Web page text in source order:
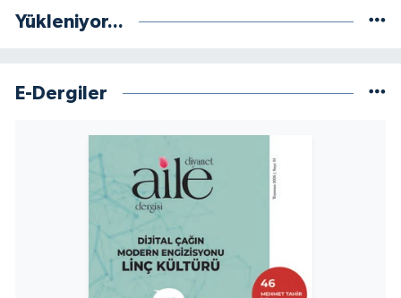
Yükleniyor...
E-Dergiler
Şanlıurfa Müftülüğü
Şırnak Müftülüğü
Tekirdağ Müftülüğü
Tokat Müftülüğü
Trabzon Müftülüğü